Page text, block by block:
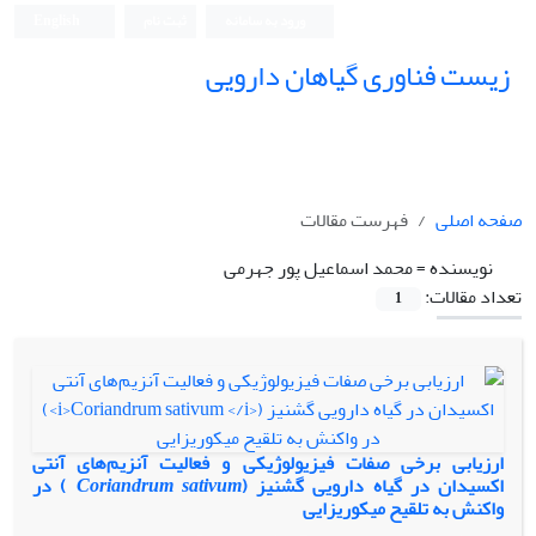
زیست فناوری گیاهان دارویی
صفحه اصلی
فهرست مقالات
نویسنده =محمد اسماعیل پور جهرمی
تعداد مقالات:
1
ارزیابی برخی صفات فیزیولوژیکی و فعالیت آنزیم‌های آنتی
اکسیدان در گیاه دارویی گشنیز (Coriandrum sativum ) در
واکنش به تلقیح میکوریزایی